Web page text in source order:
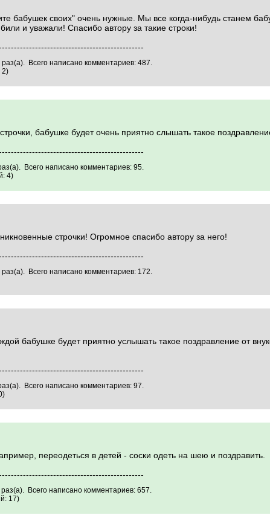
бабушек своих" очень нужные. Мы все когда-нибудь станем
и уважали! Спасибо автору за такие строки!
Всего написано комментариев: 487.
2)
бабушке будет очень приятно слышать такое
Всего написано комментариев: 95.
4)
строчки! Огромное спасибо автору за него!
Всего написано комментариев: 172.
бабушке будет приятно услышать такое поздравление от
Всего написано комментариев: 97.
переодеться в детей - соски одеть на шею и поздравить.
Всего написано комментариев: 657.
17)